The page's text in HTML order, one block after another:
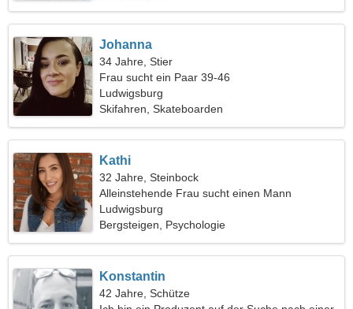
Johanna
34 Jahre, Stier
Frau sucht ein Paar 39-46
Ludwigsburg
Skifahren, Skateboarden
Kathi
32 Jahre, Steinbock
Alleinstehende Frau sucht einen Mann
Ludwigsburg
Bergsteigen, Psychologie
Konstantin
42 Jahre, Schütze